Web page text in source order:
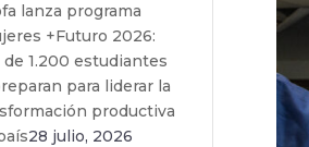
lanza programa
+Futuro 2026:
de 1.200 estudiantes
para liderar la
productiva
28 julio, 2026